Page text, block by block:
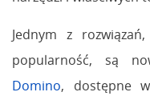
Jednym z
popularność, są
Domino, dostępne